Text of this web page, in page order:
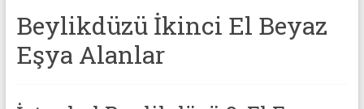
|
2.El
Eşya
Beylikdüzü İkinci El Beyaz
Eşya Alanlar